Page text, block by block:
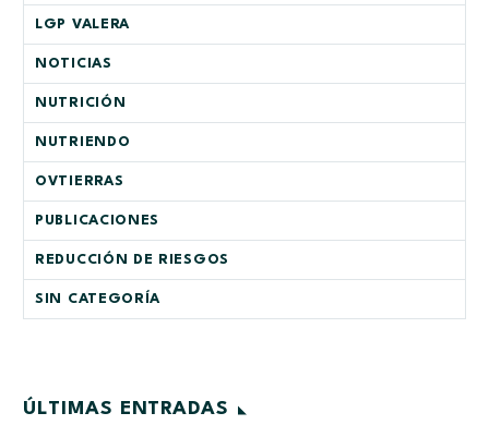
LGP VALERA
NOTICIAS
NUTRICIÓN
NUTRIENDO
OVTIERRAS
PUBLICACIONES
REDUCCIÓN DE RIESGOS
SIN CATEGORÍA
ÚLTIMAS ENTRADAS